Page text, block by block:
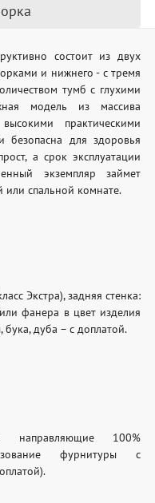
состоит из двух
и нижнего - с тремя
тумб с глухими
модель из массива
практическими
безопасна для здоровья
а срок эксплуатации
экземпляр займет
или спальной комнате.
Экстра), задняя стенка:
фанера в цвет изделия
бука, дуба – с доплатой.
направляющие 100%
фурнитуры с